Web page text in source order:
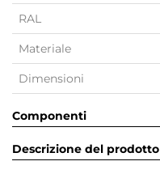
RAL
Materiale
Dimensioni
Componenti
Descrizione del prodotto